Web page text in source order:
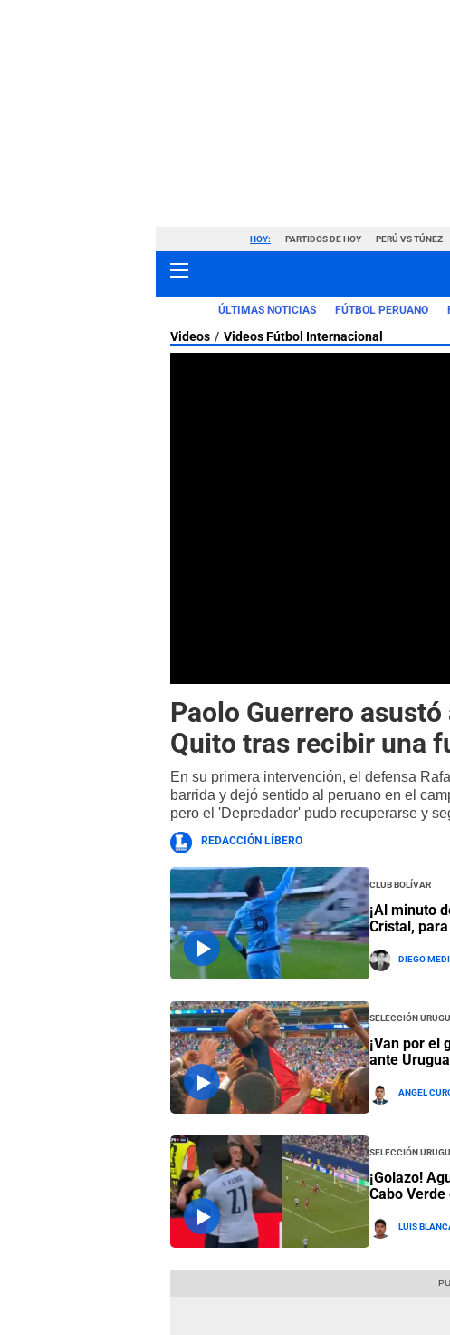
HOY: PARTIDOS DE HOY PERÚ VS TÚNEZ
ÚLTIMAS NOTICIAS FÚTBOL PERUANO
Videos Videos Fútbol Internacional
Paolo Guerrero
Quito tras recibir una
En su primera intervención, el defensa
barrida y dejó sentido al peruano en el
pero el 'Depredador' pudo recuperarse y
REDACCIÓN LÍBERO
Club Bolívar
¡Al minuto
Cristal,
Diego
Selección
¡Van por el
ante
Angel
Selección
¡Golazo!
Cabo
Luis